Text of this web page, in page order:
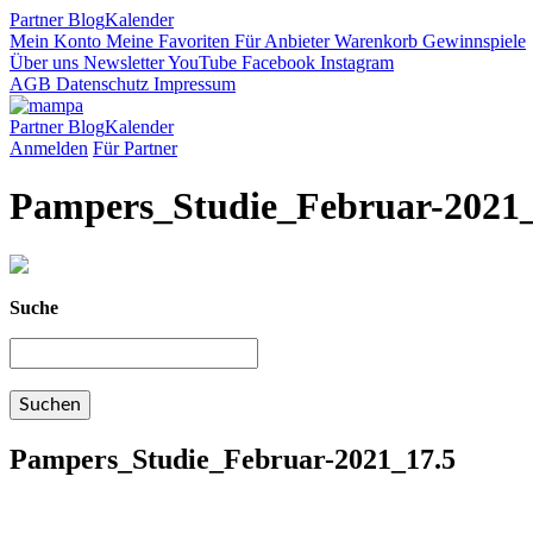
PartnerBlogKalender
Mein Konto Meine Favoriten Für AnbieterWarenkorb Gewinnspiele
Über uns NewsletterYouTube Facebook Instagram
AGB Datenschutz Impressum
PartnerBlogKalender
Anmelden Für Partner
Pampers_Studie_Februar-
Suche
Pampers_Studie_Februar-2021_17.5